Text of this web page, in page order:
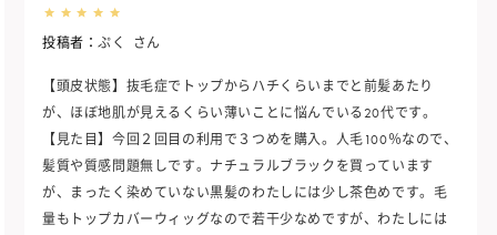
投稿者：ぷく さん
【頭皮状態】抜毛症でトップからハチくらいまでと前髪あたり
が、ほぼ地肌が見えるくらい薄いことに悩んでいる20代です。
【見た目】今回２回目の利用で３つめを購入。人毛100％なので、
髪質や質感問題無しです。ナチュラルブラックを買っています
が、まったく染めていない黒髪のわたしには少し茶色めです。毛
量もトップカバーウィッグなので若干少なめですが、わたしには